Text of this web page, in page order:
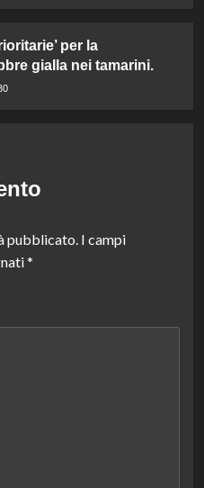
per la
gialla nei tamarini.
pubblicato. I campi
*